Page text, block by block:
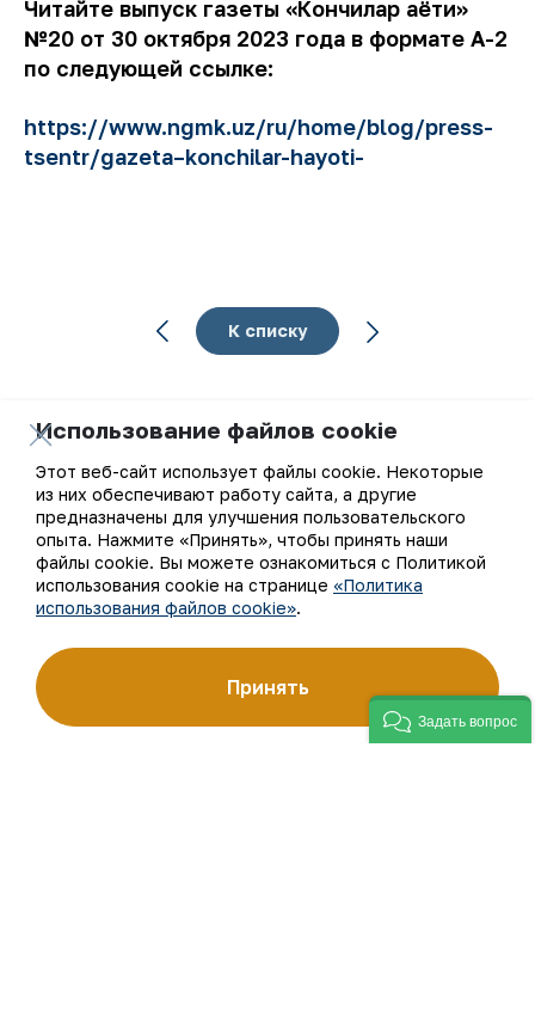
Читайте выпуск газеты «Кончилар ҳаёти»
№20 от 30 октября 2023 года в формате А-2
по следующей ссылке:
https://www.ngmk.uz/ru/home/blog/press-
tsentr/gazeta–konchilar-hayoti-
К списку
Ваш email
Подписаться на обновления
АО «Навоийский горно-металлургический комбинат»
(АО «НГМК») входит в четвёрку крупнейших мировых
производителей золота. Являясь современным
предприятием, использующим последние инновации
и передовые технологии, компания освоила полный цикл
производства: от геологоразведки до реализации
Использование файлов cookie
Этот веб-сайт использует файлы cookie. Некоторые
из них обеспечивают работу сайта, а другие
предназначены для улучшения пользовательского
опыта. Нажмите «Принять», чтобы принять наши
файлы cookie. Вы можете ознакомиться с Политикой
использования cookie на странице «Политика
использования файлов cookie».
Принять
Задать вопрос